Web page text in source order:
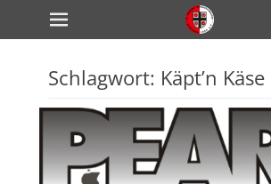
zum
Inhalt
Primärmenü
Schlagwort: Käpt’n Käse